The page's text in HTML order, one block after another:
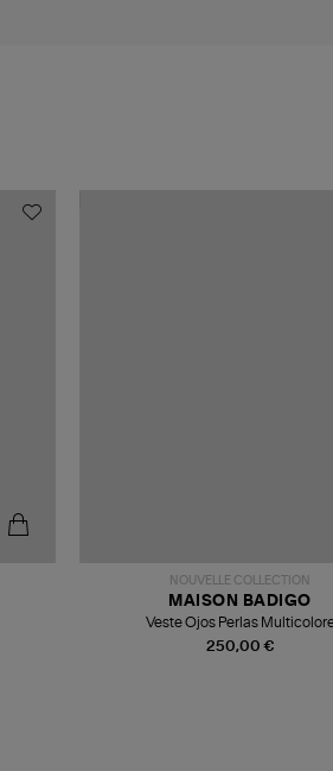
NOUVELLE COLLECTION
250,00 €
MAISON BADIGO
Veste Ojos Perlas